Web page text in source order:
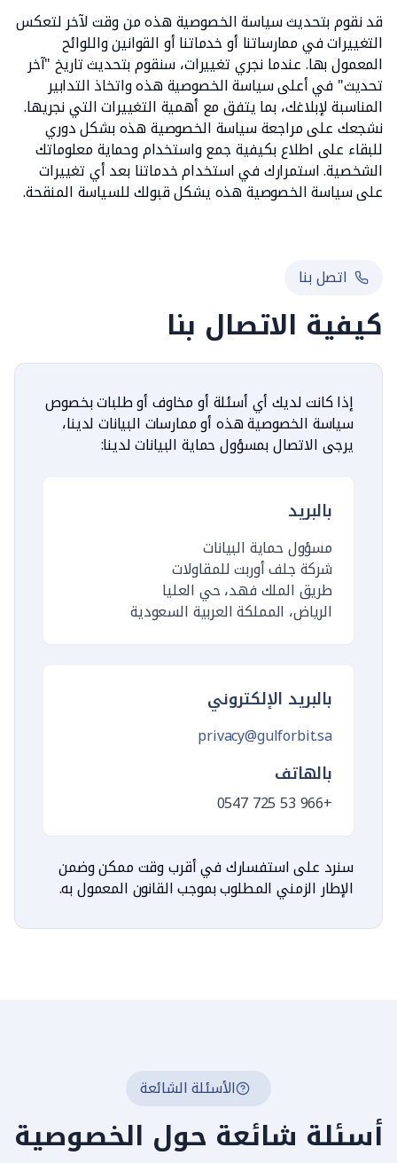
قد نقوم بتحديث سياسة الخصوصية هذه من وقت لآخر لتعكس
التغييرات في ممارساتنا أو خدماتنا أو القوانين واللوائح
المعمول بها. عندما نجري تغييرات، سنقوم بتحديث تاريخ "آخر
تحديث" في أعلى سياسة الخصوصية هذه واتخاذ التدابير
المناسبة لإبلاغك، بما يتفق مع أهمية التغييرات التي نجريها.
نشجعك على مراجعة سياسة الخصوصية هذه بشكل دوري
للبقاء على اطلاع بكيفية جمع واستخدام وحماية معلوماتك
الشخصية. استمرارك في استخدام خدماتنا بعد أي تغييرات
على سياسة الخصوصية هذه يشكل قبولك للسياسة المنقحة.
اتصل بنا
كيفية الاتصال بنا
إذا كانت لديك أي أسئلة أو مخاوف أو طلبات بخصوص
سياسة الخصوصية هذه أو ممارسات البيانات لدينا،
يرجى الاتصال بمسؤول حماية البيانات لدينا:
بالبريد
مسؤول حماية البيانات
شركة جلف أوربت للمقاولات
طريق الملك فهد، حي العليا
الرياض، المملكة العربية السعودية
بالبريد الإلكتروني
privacy@gulforbit.sa
بالهاتف
+966 53 725 0547
سنرد على استفسارك في أقرب وقت ممكن وضمن
الإطار الزمني المطلوب بموجب القانون المعمول به.
الأسئلة الشائعة
أسئلة شائعة حول الخصوصية